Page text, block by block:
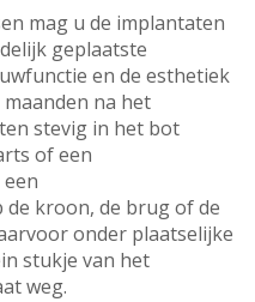
mag u de implantaten
geplaatste
en de esthetiek
na het
stevig in het bot
of een
kroon, de brug of de
onder plaatselijke
stukje van het
weg.